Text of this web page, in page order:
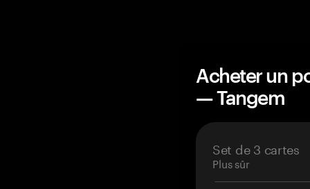
Acheter un
— Tangem
Set de 3 cartes
Plus sûr